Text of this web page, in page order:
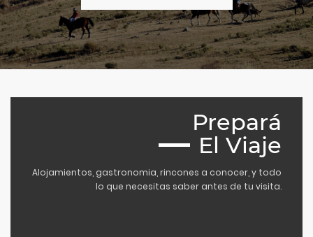
Prepará
El Viaje
Alojamientos, gastronomia, rincones a conocer, y todo
lo que necesitas saber antes de tu visita.